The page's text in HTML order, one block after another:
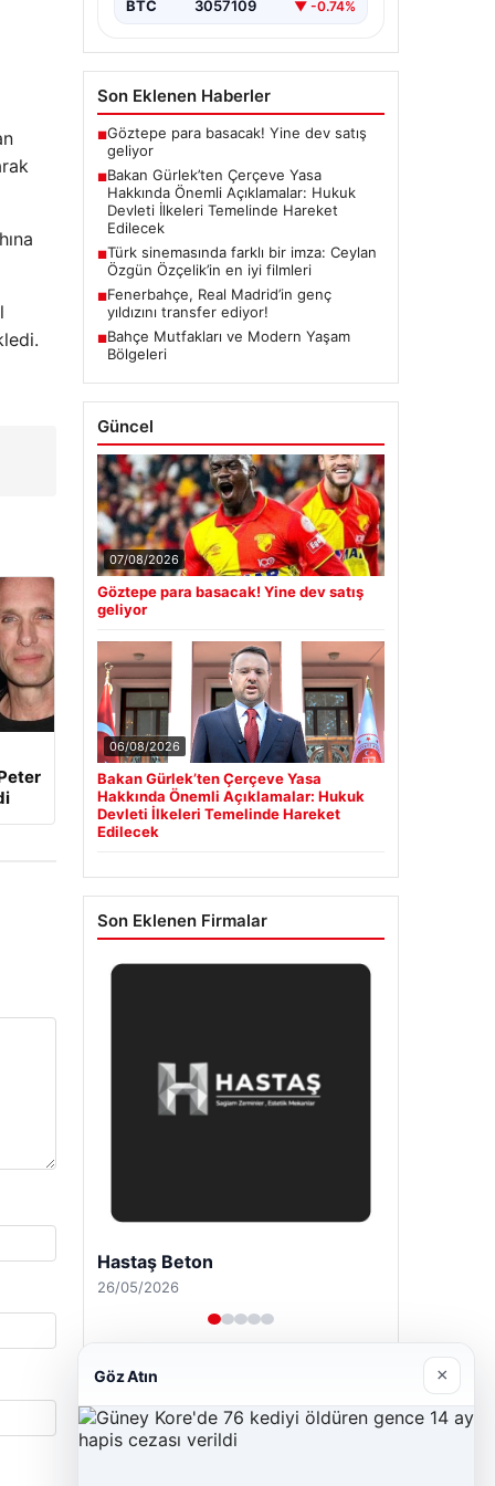
başlatacak çerçeve yasanın
BTC 3057109 ▼ -0.74%
Son Eklenen Haberler
■Göztepe para basacak! Yine dev satış
geliyor
■Bakan Gürlek’ten Çerçeve Yasa
Hakkında Önemli Açıklamalar: Hukuk
Devleti İlkeleri Temelinde Hareket
Edilecek
■Türk sinemasında farklı bir imza: Ceylan
Özgün Özçelik’in en iyi filmleri
■Fenerbahçe, Real Madrid’in genç
yıldızını transfer ediyor!
■Bahçe Mutfakları ve Modern Yaşam
Bölgeleri
Güncel
07/08/2026
Göztepe para basacak! Yine dev satış
geliyor
06/08/2026
Bakan Gürlek’ten Çerçeve Yasa
Hakkında Önemli Açıklamalar: Hukuk
Devleti İlkeleri Temelinde Hareket
Edilecek
Son Eklenen Firmalar
Prenses Night Club
29/04/2026
Göz Atın ×